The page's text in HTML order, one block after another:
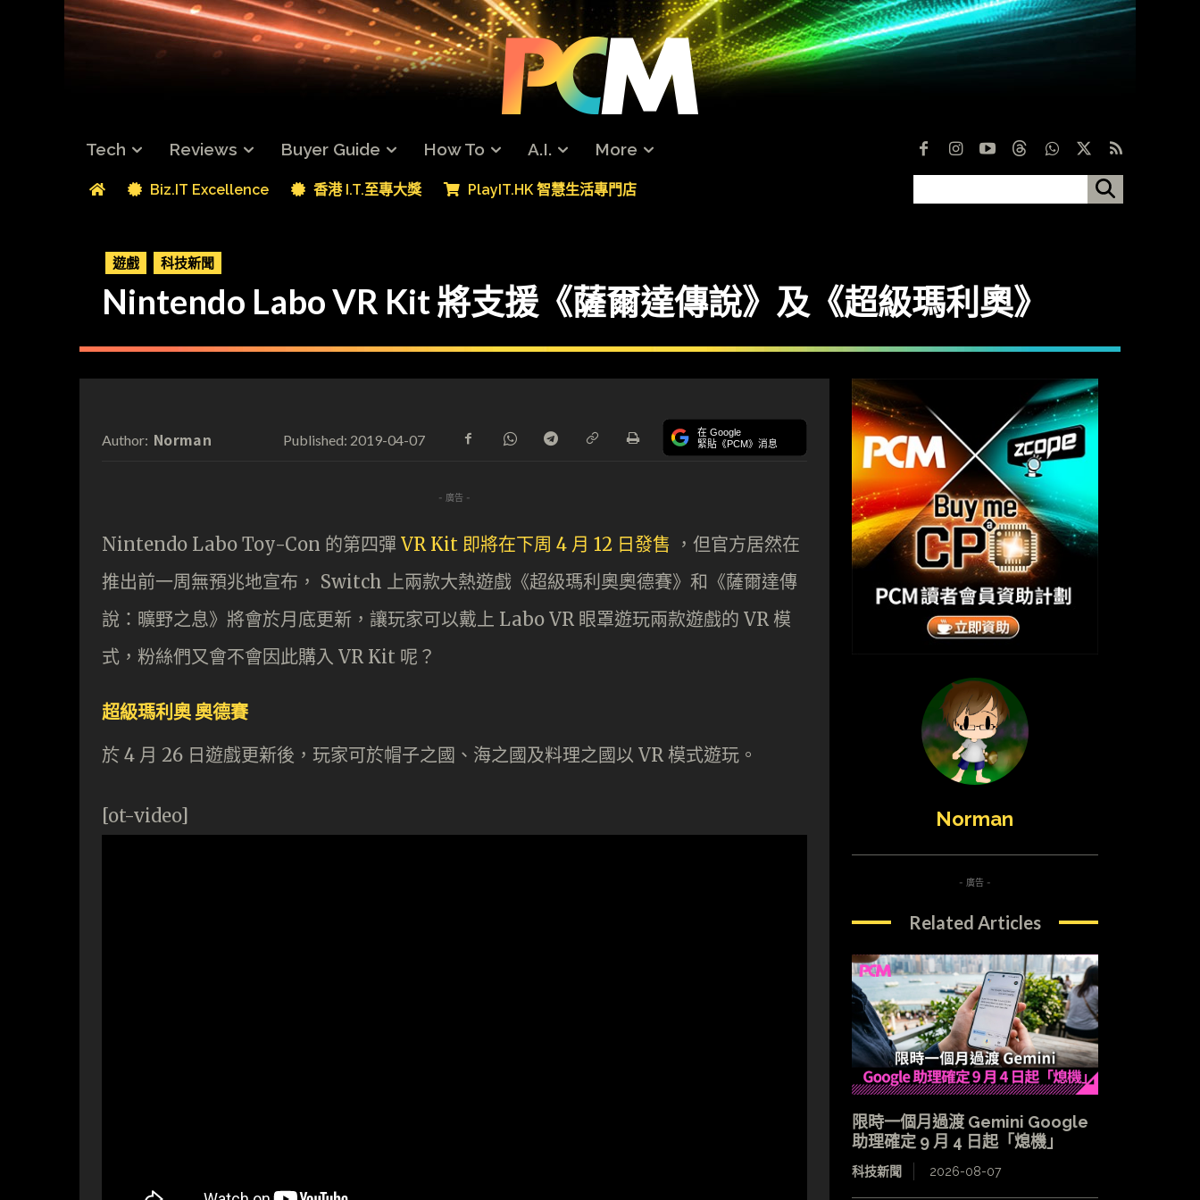
Tech Reviews Buyer Guide How To A.I. More
Biz.IT Excellence 香港 I.T.至專大獎 PlayIT.HK 智慧生活專門店
遊戲 科技新聞
Nintendo Labo VR Kit 將支援《薩爾達傳說》及《超級瑪利奧》
Author: Norman Published: 2019-04-07 在 Google
緊貼《PCM》消息
- 廣告 -
Nintendo Labo Toy-Con 的第四彈 VR Kit 即將在下周 4 月 12 日發售 ，但官方居然在
推出前一周無預兆地宣布， Switch 上兩款大熱遊戲《超級瑪利奧奧德賽》和《薩爾達傳
說：曠野之息》將會於月底更新，讓玩家可以戴上 Labo VR 眼罩遊玩兩款遊戲的 VR 模
式，粉絲們又會不會因此購入 VR Kit 呢？
超級瑪利奧 奧德賽
於 4 月 26 日遊戲更新後，玩家可於帽子之國、海之國及料理之國以 VR 模式遊玩。
[ot-video] Norman
- 廣告 -
Related Articles
限時一個月過渡 Gemini Google
助理確定 9 月 4 日起「熄機」
科技新聞 2026-08-07